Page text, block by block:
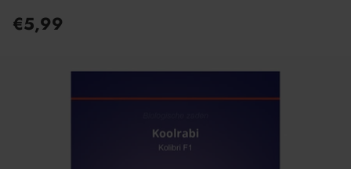
Adviesprijs
€5,99